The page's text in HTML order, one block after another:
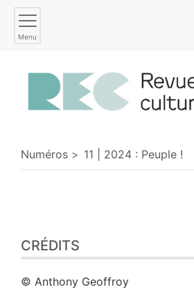
Menu
Numéros 11 | 2024 : Peuple !
CRÉDITS
© Anthony Geoffroy